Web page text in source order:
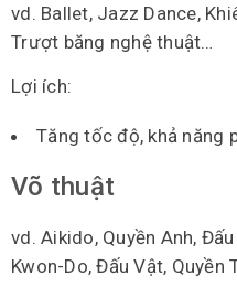
vd. Ballet, Jazz Dance,
Trượt băng nghệ thuật…
Lợi ích:
Tăng tốc độ, khả năng
Võ thuật
vd. Aikido, Quyền Anh,
Kwon-Do, Đấu Vật, Quyền